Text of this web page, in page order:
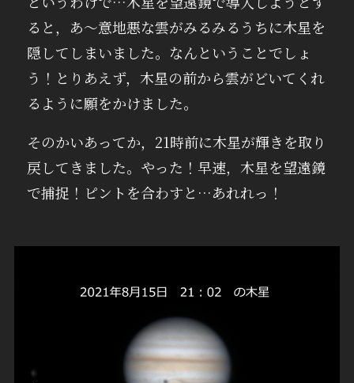
ると，あ～意地悪な雲がみるみるうちに木星を
隠してしまいました。なんということでしょ
う！とりあえず，木星の前から雲がどいてくれ
るように願をかけました。
そのかいあってか，21時前に木星が輝きを取り
戻してきました。やった！早速，木星を望遠鏡
で捕捉！ピントを合わすと…あれれっ！